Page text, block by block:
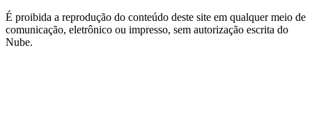
É proibida a reprodução do conteúdo deste site em qualquer meio de
comunicação, eletrônico ou impresso, sem autorização escrita do
Nube.